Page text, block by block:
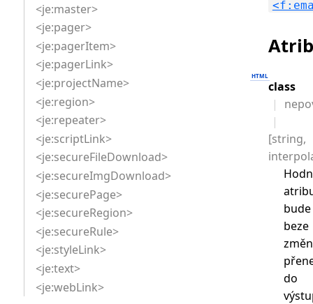
class
[string,
bude
beze
do
<je:master>
<je:pager>
<je:pagerItem>
<je:pagerLink>
<je:projectName>
<je:region>
<je:repeater>
<je:scriptLink>
<je:secureFileDownload>
<je:secureImgDownload>
<je:securePage>
<je:secureRegion>
<je:secureRule>
<je:styleLink>
<je:text>
<je:webLink>